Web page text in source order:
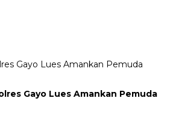
Gayo Lues Amankan Pemuda